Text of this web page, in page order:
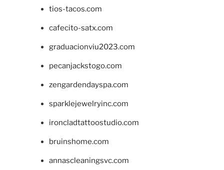
tios-tacos.com
cafecito-satx.com
graduacionviu2023.com
pecanjackstogo.com
zengardendayspa.com
sparklejewelryinc.com
ironcladtattoostudio.com
bruinshome.com
annascleaningsvc.com